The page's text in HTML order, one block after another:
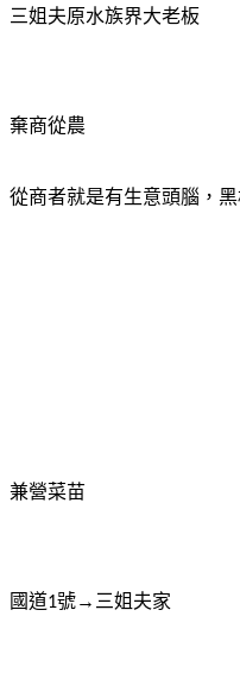
三姐夫原水族界大老板
棄商從農
從商者就是有生意頭腦，
兼營菜苗
國道1號→三姐夫家